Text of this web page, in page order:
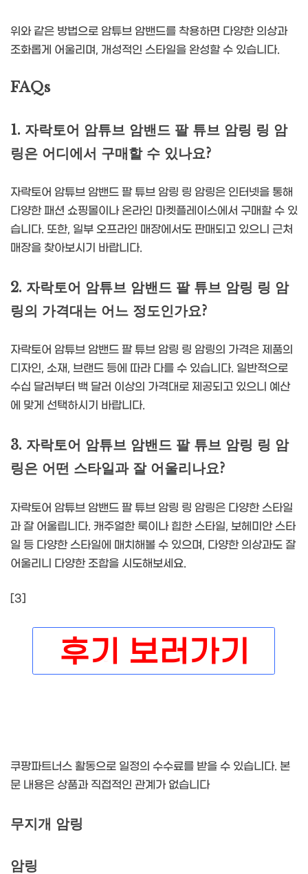
위와 같은 방법으로 암튜브 암밴드를 착용하면 다양한 의상과
조화롭게 어울리며, 개성적인 스타일을 완성할 수 있습니다.
FAQs
1. 자락토어 암튜브 암밴드 팔 튜브 암링 링 암
링은 어디에서 구매할 수 있나요?
자락토어 암튜브 암밴드 팔 튜브 암링 링 암링은 인터넷을 통해
다양한 패션 쇼핑몰이나 온라인 마켓플레이스에서 구매할 수 있
습니다. 또한, 일부 오프라인 매장에서도 판매되고 있으니 근처
매장을 찾아보시기 바랍니다.
2. 자락토어 암튜브 암밴드 팔 튜브 암링 링 암
링의 가격대는 어느 정도인가요?
자락토어 암튜브 암밴드 팔 튜브 암링 링 암링의 가격은 제품의
디자인, 소재, 브랜드 등에 따라 다를 수 있습니다. 일반적으로
수십 달러부터 백 달러 이상의 가격대로 제공되고 있으니 예산
에 맞게 선택하시기 바랍니다.
3. 자락토어 암튜브 암밴드 팔 튜브 암링 링 암
링은 어떤 스타일과 잘 어울리나요?
자락토어 암튜브 암밴드 팔 튜브 암링 링 암링은 다양한 스타일
과 잘 어울립니다. 캐주얼한 룩이나 힙한 스타일, 보헤미안 스타
일 등 다양한 스타일에 매치해볼 수 있으며, 다양한 의상과도 잘
어울리니 다양한 조합을 시도해보세요.
[3]
쿠팡파트너스 활동으로 일정의 수수료를 받을 수 있습니다. 본
문 내용은 상품과 직접적인 관계가 없습니다
무지개 암링
암링